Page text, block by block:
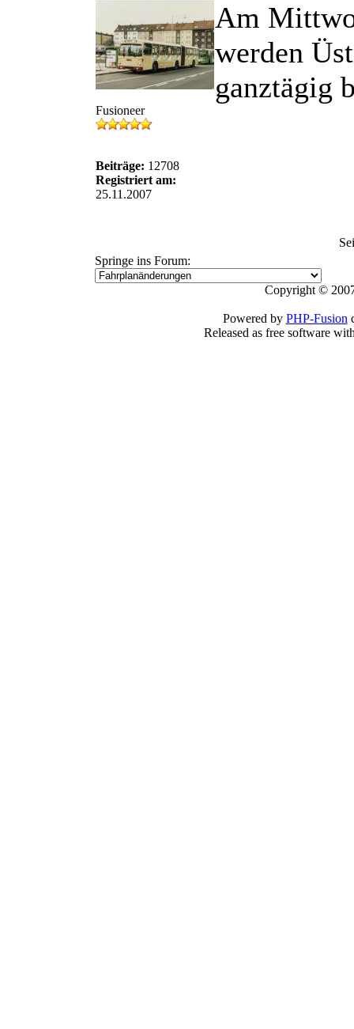
Fusioneer
Beiträge: 12708
Registriert am:
25.11.2007
Am
werden
ganztägig
Springe ins Forum:
Copyright ©
Powered by PHP-Fusion
Released as free software